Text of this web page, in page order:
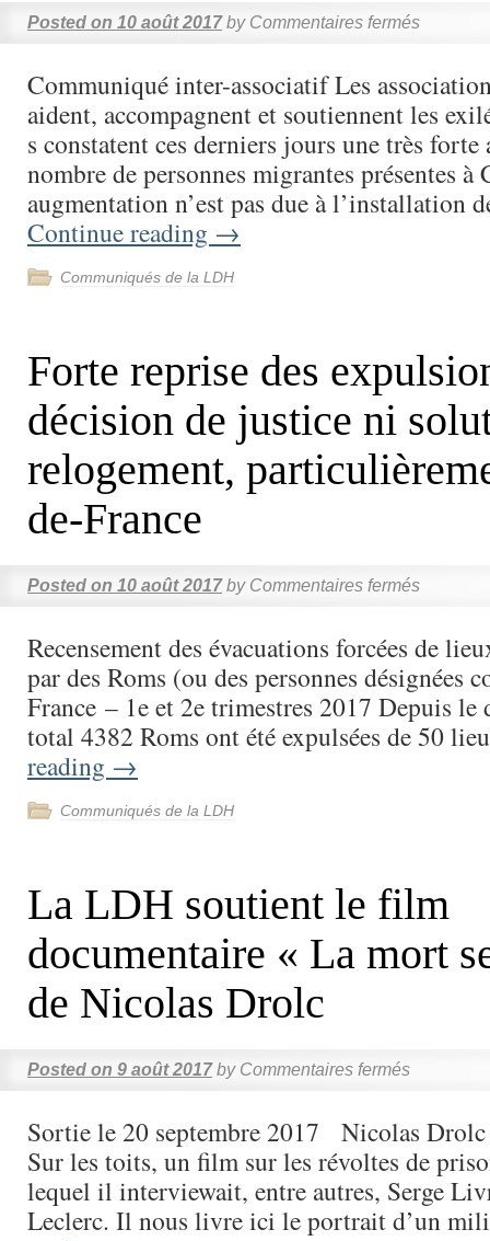
Posted on 10 août 2017 by Commentaires fermés
Communiqué inter-associatif Les
aident, accompagnent et soutiennent les
s constatent ces derniers jours une très
nombre de personnes migrantes présentes à
augmentation n’est pas due à l’installation
Continue reading →
Communiqués de la LDH
Forte reprise des
décision de justice ni
relogement,
de-France
Posted on 10 août 2017 by Commentaires fermés
Recensement des évacuations forcées de
par des Roms (ou des personnes désignées
France – 1e et 2e trimestres 2017 Depuis le
total 4382 Roms ont été expulsées de 50
reading →
Communiqués de la LDH
La LDH soutient le film
documentaire « La mort
de Nicolas Drolc
Posted on 9 août 2017 by Commentaires fermés
Sortie le 20 septembre 2017 Nicolas Drolc
Sur les toits, un film sur les révoltes de
lequel il interviewait, entre autres, Serge
Leclerc. Il nous livre ici le portrait d’un